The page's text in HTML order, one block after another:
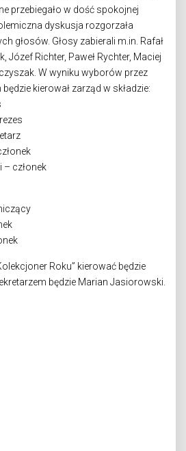
przebiegało w dość spokojnej
dyskusja rozgorzała
głosów. Głosy zabierali m.in. Rafał
Józef Richter, Paweł Rychter, Maciej
W wyniku wyborów przez
kierował zarząd w składzie:
– członek
Roku” kierować będzie
będzie Marian Jasiorowski.